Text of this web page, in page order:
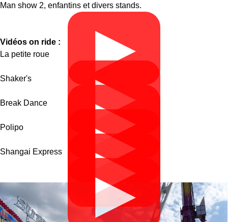
Man show 2, enfantins et divers stands.
▶
Vidéos on ride :
La petite roue
▶
Shaker's
▶
Break Dance
▶
Polipo
▶
Shangai Express
▶